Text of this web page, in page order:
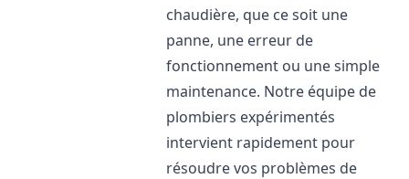
chaudière, que ce soit une
panne, une erreur de
fonctionnement ou une simple
maintenance. Notre équipe de
plombiers expérimentés
intervient rapidement pour
résoudre vos problèmes de